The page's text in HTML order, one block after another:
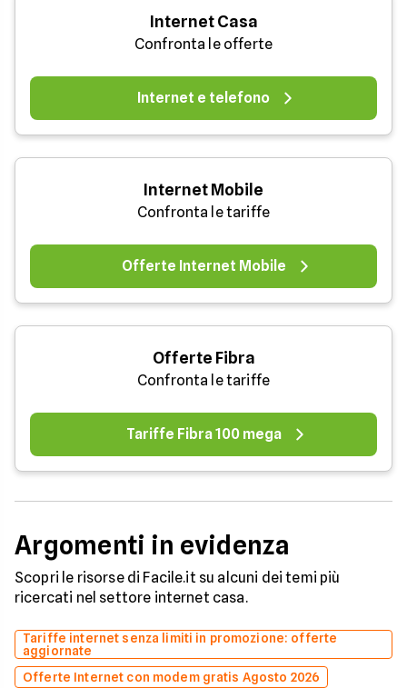
Internet Casa
Confronta le offerte
Internet e telefono
Internet Mobile
Confronta le tariffe
Offerte Internet Mobile
Offerte Fibra
Confronta le tariffe
Tariffe Fibra 100 mega
Argomenti in evidenza
Scopri le risorse di Facile.it su alcuni dei temi più
ricercati nel settore internet casa.
Tariffe internet senza limiti in promozione: offerte
aggiornate
Offerte Internet con modem gratis Agosto 2026